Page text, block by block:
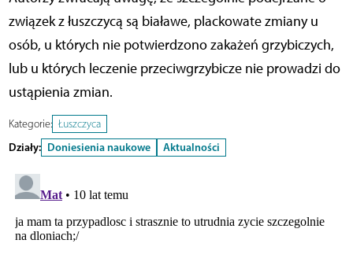
związek z łuszczycą są białawe, plackowate zmiany u
osób, u których nie potwierdzono zakażeń grzybiczych,
lub u których leczenie przeciwgrzybicze nie prowadzi do
ustąpienia zmian.
Kategorie: Łuszczyca
Działy: Doniesienia naukowe Aktualności